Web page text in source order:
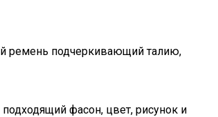
ремень подчеркивающий талию,
фасон, цвет, рисунок и